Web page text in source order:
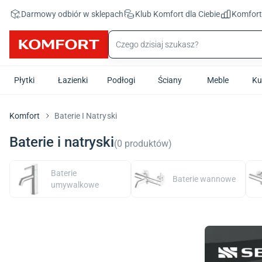
Darmowy odbiór w sklepach Klub Komfort dla Ciebie
Płytki Łazienki Podłogi Ściany Meble
Komfort Baterie I Natryski
Baterie i natryski(0 produktów)
Baterie
umywalkowe
Baterie wannowe